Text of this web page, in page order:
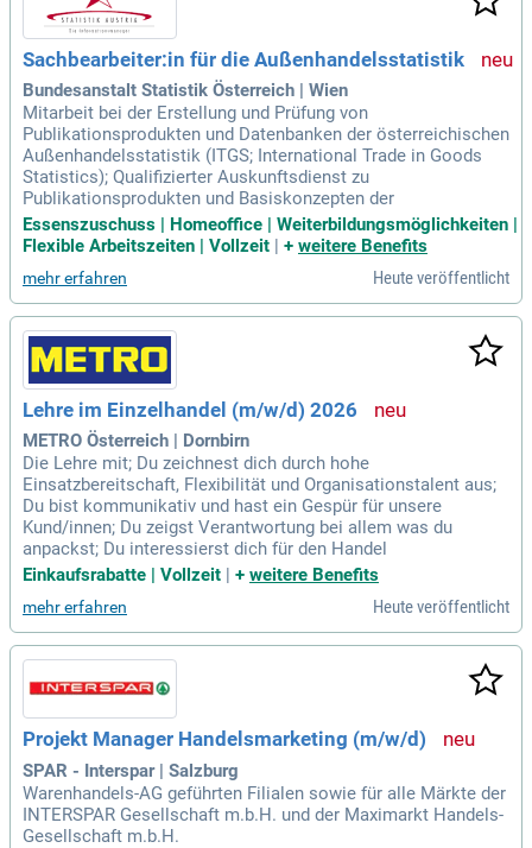
Sachbearbeiter:in für die Außenhandelsstatistik
Bundesanstalt Statistik Österreich | Wien
Mitarbeit bei der Erstellung und Prüfung von
Publikationsprodukten und Datenbanken der österreichischen
Außenhandelsstatistik (ITGS; International Trade in Goods
Statistics); Qualifizierter Auskunftsdienst zu
Publikationsprodukten und Basiskonzepten der
Essenszuschuss | Homeoffice | Weiterbildungsmöglichkeiten |
Flexible Arbeitszeiten | Vollzeit | + weitere Benefits
mehr erfahren Heute veröffentlicht
Lehre im Einzelhandel (m/w/d) 2026
METRO Österreich | Dornbirn
Die Lehre mit; Du zeichnest dich durch hohe
Einsatzbereitschaft, Flexibilität und Organisationstalent aus;
Du bist kommunikativ und hast ein Gespür für unsere
Kund/innen; Du zeigst Verantwortung bei allem was du
anpackst; Du interessierst dich für den Handel
Einkaufsrabatte | Vollzeit
+ weitere Benefits
mehr erfahren Heute veröffentlicht
Projekt Manager Handelsmarketing (m/w/d)
SPAR - Interspar | Salzburg
Warenhandels-AG geführten Filialen sowie für alle Märkte der
INTERSPAR Gesellschaft m.b.H. und der Maximarkt Handels-
Gesellschaft m.b.H.